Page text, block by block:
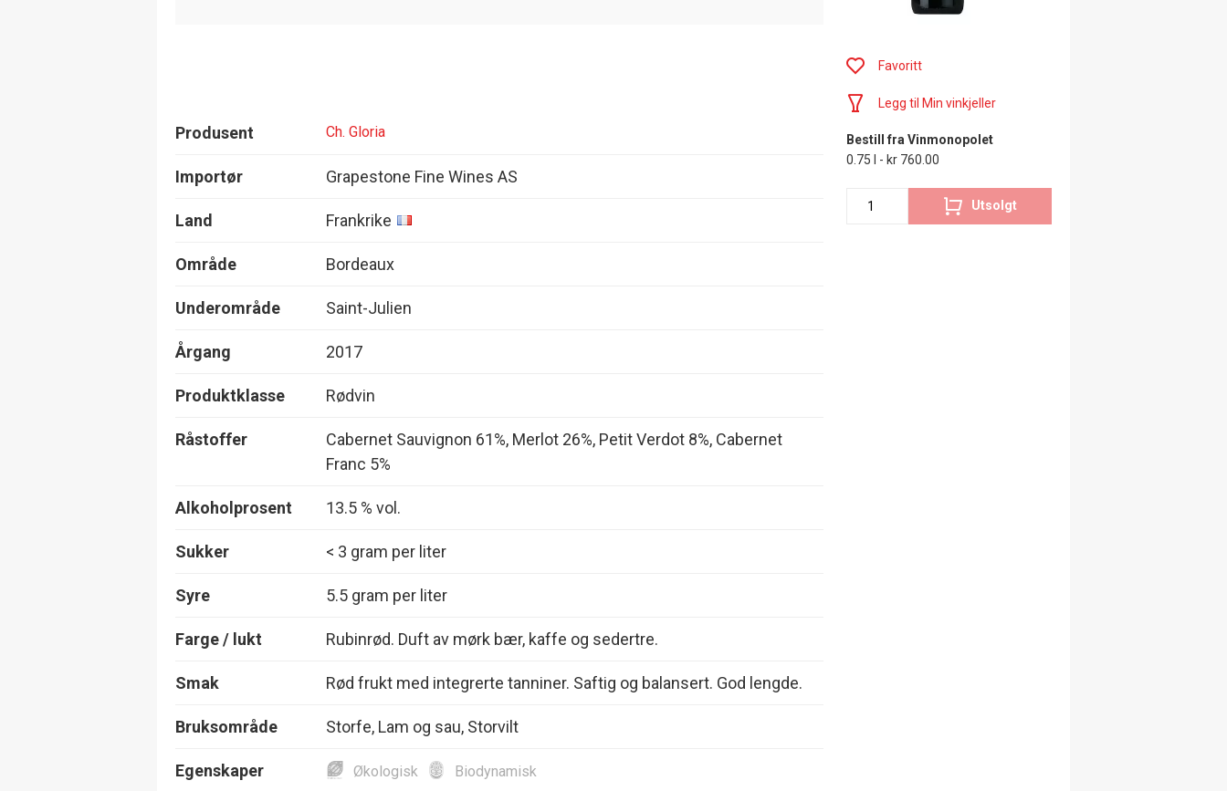
Produsent Ch. Gloria
Importør Grapestone Fine Wines AS
Land Frankrike
Område Bordeaux
Underområde Saint-Julien
Årgang 2017
Produktklasse Rødvin
Råstoffer
Cabernet Sauvignon 61%, Merlot 26%, Petit Verdot 8%, Cabernet
Franc 5%
Alkoholprosent 13.5 % vol.
Sukker < 3 gram per liter
Syre 5.5 gram per liter
Farge / lukt Rubinrød. Duft av mørk bær, kaffe og sedertre.
Smak Rød frukt med integrerte tanniner. Saftig og balansert. God lengde.
Bruksområde Storfe, Lam og sau, Storvilt
Egenskaper Økologisk Biodynamisk
Favoritt
Legg til Min vinkjeller
Bestill fra Vinmonopolet
0.75 l - kr 760.00
Utsolgt